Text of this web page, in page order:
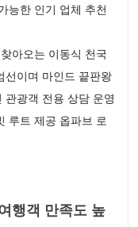
능한 인기 업체 추천
아오는 이동식 천국
선이며 마인드 끝판왕
광객 전용 상담 운영
루트 제공 옵파브 로
행객 만족도 높